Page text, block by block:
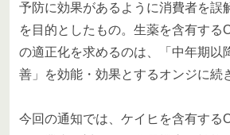
予防に効果があるように消費者を誤
を目的としたもの。生薬を含有する
の適正化を求めるのは、「中年期以
善」を効能・効果とするオンジに続
今回の通知では、ケイヒを含有する